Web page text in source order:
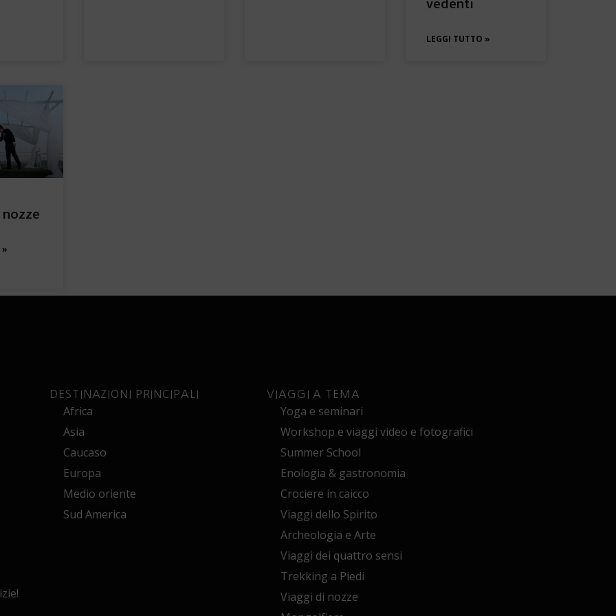
LEGGI TUTTO »
»
DESTINAZIONI PRINCIPALI
Africa
Asia
Caucaso
Europa
Medio oriente
Sud America
VIAGGI A TEMA
Yoga e seminari
Workshop e viaggi video e fotografici
Summer School
Enologia & gastronomia
Crociere in caicco
Viaggi dello Spirito
Archeologia e Arte
Viaggi dei quattro sensi
Trekking a Piedi
Viaggi di nozze